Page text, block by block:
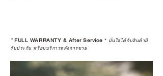
*FULL WARRANTY & After Service * มั่นใจได้กับสินค้ามี
รับประกัน พร้อมบริการหลังการขาย